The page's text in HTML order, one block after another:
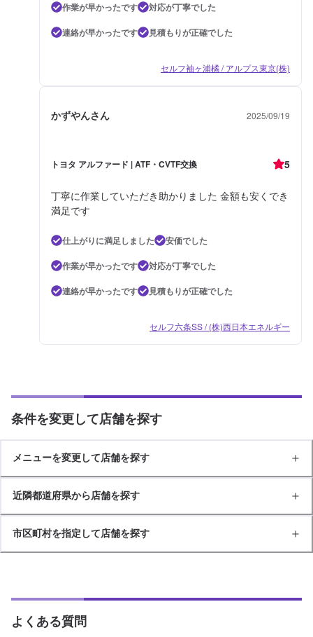
作業が早かったです
対応が丁寧でした
連絡が早かったです
見積もりが正確でした
セルフ袖ヶ浦橘 / アルプス東京(株)
かずやんさん 2025/09/19
トヨタ アルファード | ATF・CVTF交換 5
丁寧に作業していただき助かりました 金額も安くでき
満足です
仕上がりに満足しました
安価でした
作業が早かったです
対応が丁寧でした
連絡が早かったです
見積もりが正確でした
セルフ六条SS / (株)西日本エネルギー
条件を変更して店舗を探す
メニューを変更して店舗を探す
近隣都道府県から店舗を探す
市区町村を指定して店舗を探す
よくある質問